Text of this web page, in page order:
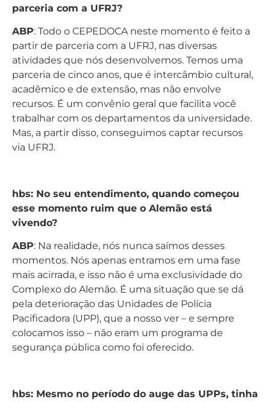
parceria com a UFRJ?
ABP: Todo o CEPEDOCA neste momento é feito a
partir de parceria com a UFRJ, nas diversas
atividades que nós desenvolvemos. Temos uma
parceria de cinco anos, que é intercâmbio cultural,
acadêmico e de extensão, mas não envolve
recursos. É um convênio geral que facilita você
trabalhar com os departamentos da universidade.
Mas, a partir disso, conseguimos captar recursos
via UFRJ.
hbs: No seu entendimento, quando começou
esse momento ruim que o Alemão está
vivendo?
ABP: Na realidade, nós nunca saímos desses
momentos. Nós apenas entramos em uma fase
mais acirrada, e isso não é uma exclusividade do
Complexo do Alemão. É uma situação que se dá
pela deterioração das Unidades de Polícia
Pacificadora (UPP), que a nosso ver – e sempre
colocamos isso – não eram um programa de
segurança pública como foi oferecido.
hbs: Mesmo no período do auge das UPPs, tinha